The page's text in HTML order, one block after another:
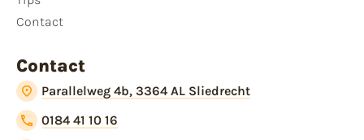
Contact
Contact
Parallelweg 4b, 3364 AL Sliedrecht
0184 41 10 16